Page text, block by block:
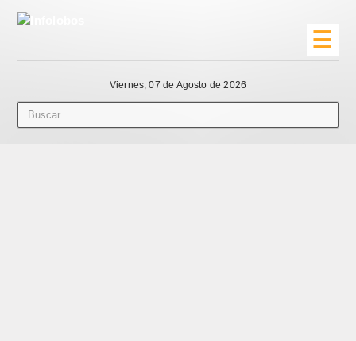
☰
Viernes, 07 de Agosto de 2026